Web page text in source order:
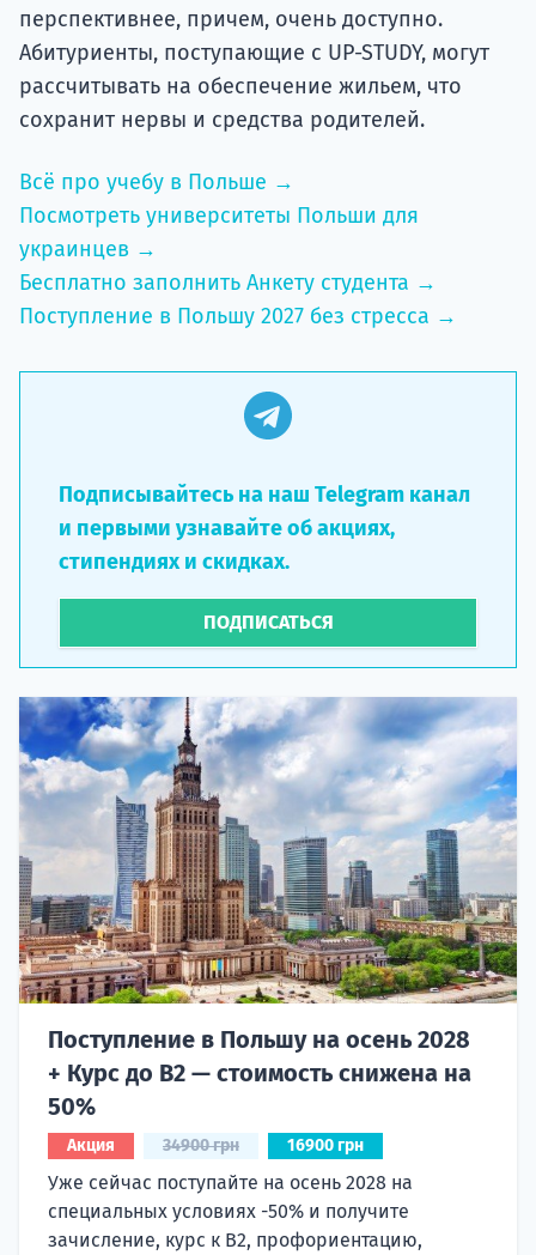
перспективнее, причем, очень доступно.
Абитуриенты, поступающие с UP-STUDY, могут
рассчитывать на обеспечение жильем, что
сохранит нервы и средства родителей.
Всё про учебу в Польше →
Посмотреть университеты Польши для
украинцев →
Бесплатно заполнить Анкету студента →
Поступление в Польшу 2027 без стресса →
Подписывайтесь на наш Telegram канал
и первыми узнавайте об акциях,
стипендиях и скидках.
ПОДПИСАТЬСЯ
Поступление в Польшу на осень 2028
+ Курс до B2 — стоимость снижена на
50%
Акция 34900 грн 16900 грн
Уже сейчас поступайте на осень 2028 на
специальных условиях -50% и получите
зачисление, курс к B2, профориентацию,